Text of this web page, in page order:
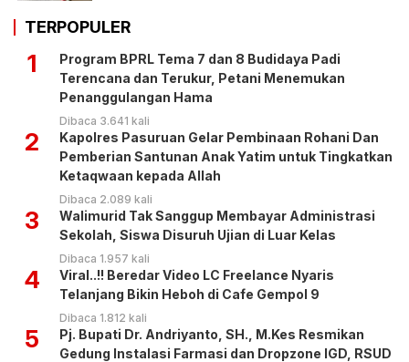
TERPOPULER
1
Program BPRL Tema 7 dan 8 Budidaya Padi
Terencana dan Terukur, Petani Menemukan
Penanggulangan Hama
Dibaca 3.641 kali
2
Kapolres Pasuruan Gelar Pembinaan Rohani Dan
Pemberian Santunan Anak Yatim untuk Tingkatkan
Ketaqwaan kepada Allah
Dibaca 2.089 kali
3
Walimurid Tak Sanggup Membayar Administrasi
Sekolah, Siswa Disuruh Ujian di Luar Kelas
Dibaca 1.957 kali
4
Viral..!! Beredar Video LC Freelance Nyaris
Telanjang Bikin Heboh di Cafe Gempol 9
Dibaca 1.812 kali
5
Pj. Bupati Dr. Andriyanto, SH., M.Kes Resmikan
Gedung Instalasi Farmasi dan Dropzone IGD, RSUD